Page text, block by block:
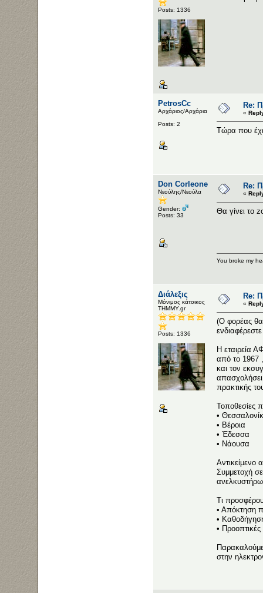
Posts: 1336
PetrosCc
Αρχάριος/Αρχάρια
Posts: 2
Re:
«
Tώρα που
Don Corleone
Νεούλης/Νεούλα
Gender:
Posts: 33
Re:
«
Θα γίνει το
You broke my
Διάλεξις
Μόνιμος κάτοικος
ΤΗΜΜΥ.gr
Posts: 1336
Re:
«
(Ο φορέας θα
Η εταιρεία
από το 1967 ,
και τον
πρακτικής
Τοποθεσίες
•
• Βέροια
• Έδεσσα
• Νάουσα
Αντικείμενο
Συμμετοχή
Τι
• Απόκτηση
•
•
στην